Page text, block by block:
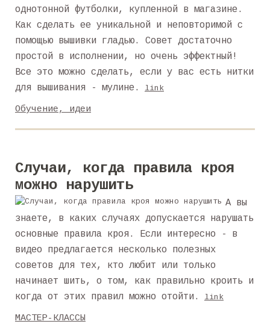
однотонной футболки, купленной в магазине.
Как сделать ее уникальной и неповторимой с
помощью вышивки гладью. Совет достаточно
простой в исполнении, но очень эффектный!
Все это можно сделать, если у вас есть нитки
для вышивания - мулине.
link
Обучение, идеи
Случаи, когда правила кроя
можно нарушить
А вы
знаете, в каких случаях допускается нарушать
основные правила кроя. Если интересно - в
видео предлагается несколько полезных
советов для тех, кто любит или только
начинает шить, о том, как правильно кроить и
когда от этих правил можно отойти.
link
МАСТЕР-КЛАССЫ